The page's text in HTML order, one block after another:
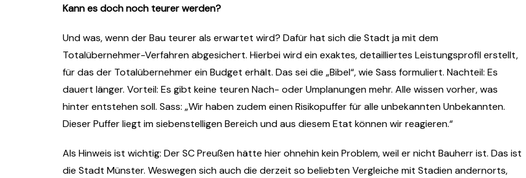
Kann es doch noch teurer werden?
Und was, wenn der Bau teurer als erwartet wird? Dafür hat sich die Stadt ja mit dem
Totalübernehmer-Verfahren abgesichert. Hierbei wird ein exaktes, detailliertes Leistungsprofil erstellt,
für das der Totalübernehmer ein Budget erhält. Das sei die „Bibel“, wie Sass formuliert. Nachteil: Es
dauert länger. Vorteil: Es gibt keine teuren Nach- oder Umplanungen mehr. Alle wissen vorher, was
hinter entstehen soll. Sass: „Wir haben zudem einen Risikopuffer für alle unbekannten Unbekannten.
Dieser Puffer liegt im siebenstelligen Bereich und aus diesem Etat können wir reagieren.“
Als Hinweis ist wichtig: Der SC Preußen hätte hier ohnehin kein Problem, weil er nicht Bauherr ist. Das ist
die Stadt Münster. Weswegen sich auch die derzeit so beliebten Vergleiche mit Stadien andernorts,